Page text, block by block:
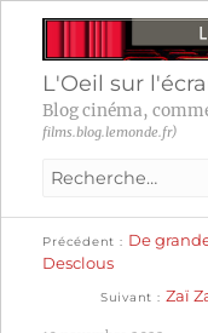
L'Oeil sur
Blog cinéma,
films.blog.lemonde.fr)
Recherche
:
Navigation
Précédent
De
Desclous
Suivant Zaï